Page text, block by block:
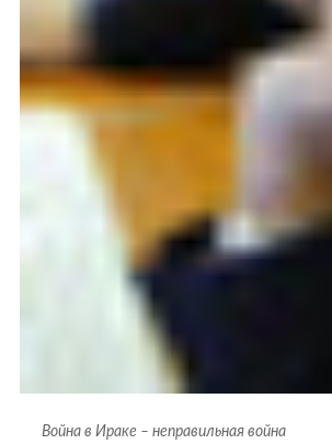
Война в Ираке – неправильная война